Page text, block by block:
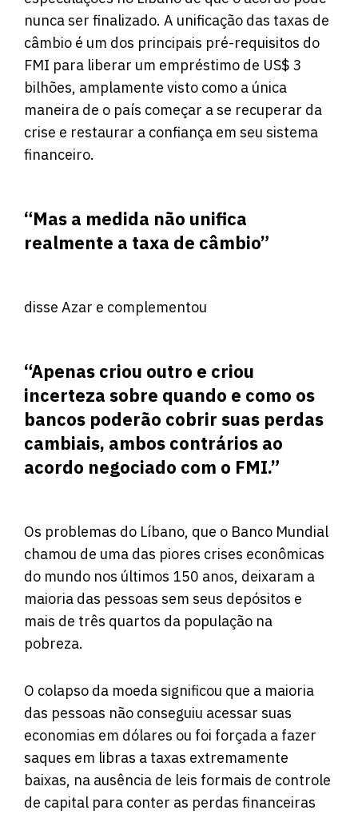
nunca ser finalizado. A unificação das taxas de
câmbio é um dos principais pré-requisitos do
FMI para liberar um empréstimo de US$ 3
bilhões, amplamente visto como a única
maneira de o país começar a se recuperar da
crise e restaurar a confiança em seu sistema
financeiro.
“Mas a medida não unifica
realmente a taxa de câmbio”
disse Azar e complementou
“Apenas criou outro e criou
incerteza sobre quando e como os
bancos poderão cobrir suas perdas
cambiais, ambos contrários ao
acordo negociado com o FMI.”
Os problemas do Líbano, que o Banco Mundial
chamou de uma das piores crises econômicas
do mundo nos últimos 150 anos, deixaram a
maioria das pessoas sem seus depósitos e
mais de três quartos da população na
pobreza.
O colapso da moeda significou que a maioria
das pessoas não conseguiu acessar suas
economias em dólares ou foi forçada a fazer
saques em libras a taxas extremamente
baixas, na ausência de leis formais de controle
de capital para conter as perdas financeiras